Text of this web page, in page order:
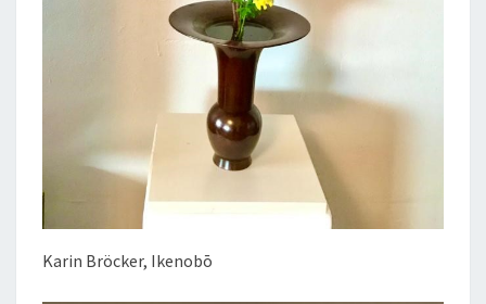
Karin Bröcker, Ikenobō